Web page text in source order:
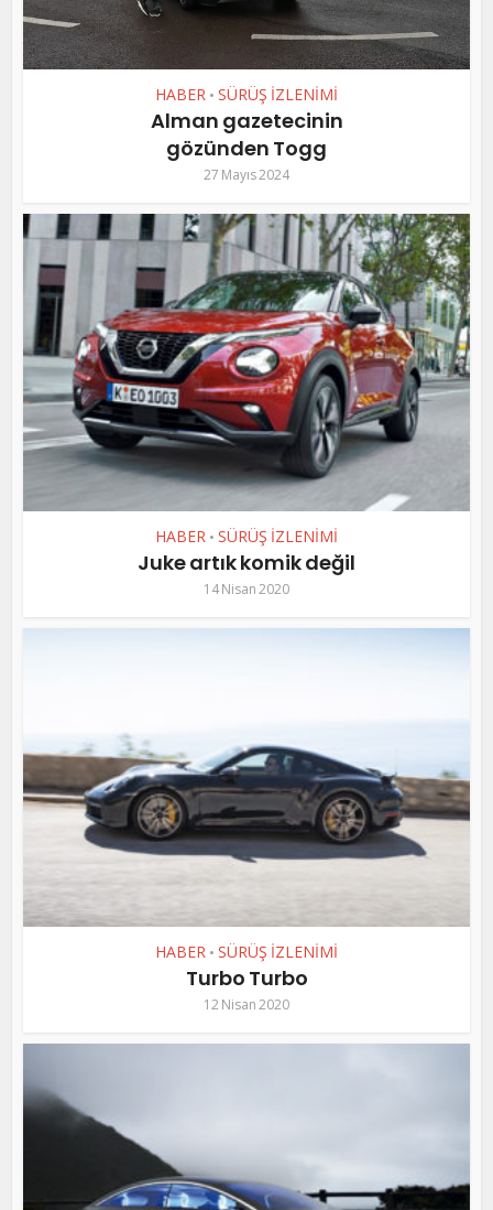
HABER • SÜRÜŞ İZLENİMİ
Alman gazetecinin
gözünden Togg
27 Mayıs 2024
HABER • SÜRÜŞ İZLENİMİ
Juke artık komik değil
14 Nisan 2020
HABER • SÜRÜŞ İZLENİMİ
Turbo Turbo
12 Nisan 2020